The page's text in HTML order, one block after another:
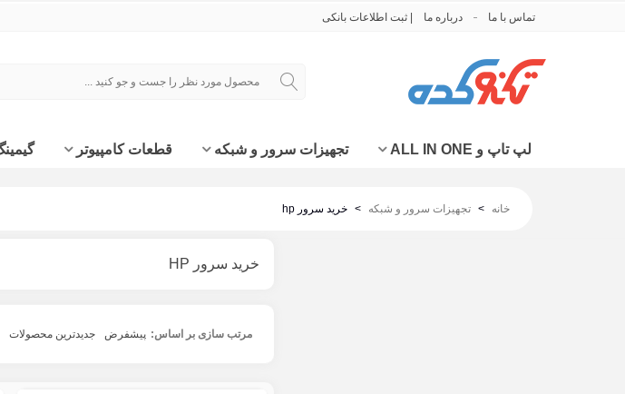
تماس با ما درباره ما | ثبت اطلاعات بانکی
لپ تاپ و ALL IN ONE تجهیزات سرور و شبکه قطعات کامپیوتر
خانه > تجهیزات سرور و شبکه > خرید سرور hp
خرید سرور HP
مرتب سازی بر اساس: پیشفرض جدیدترین محصولات